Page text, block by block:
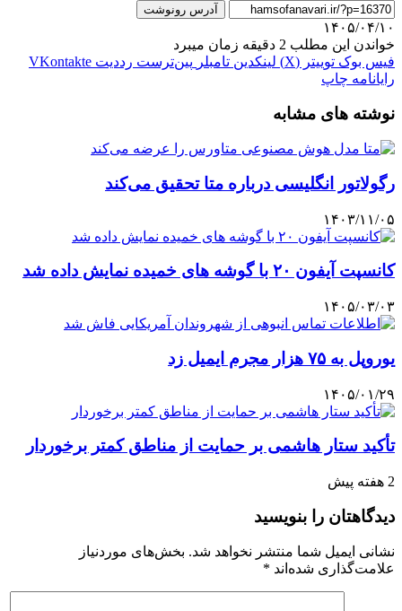
آدرس رونوشت
۱۴۰۵/۰۴/۱۰
خواندن این مطلب 2 دقیقه زمان میبرد
فیس بوک توییتر (X) لینکدین ‫تامبلر ‫پین‌ترست ‫رددیت ‫VKontakte
رایانامه چاپ
نوشته های مشابه
رگولاتور انگلیسی درباره متا تحقیق می‌کند
۱۴۰۳/۱۱/۰۵
کانسپت آیفون ۲۰ با گوشه های خمیده نمایش داده شد
۱۴۰۵/۰۳/۰۳
یوروپل به ۷۵ هزار مجرم ایمیل زد
۱۴۰۵/۰۱/۲۹
تأکید ستار هاشمی بر حمایت از مناطق کمتر برخوردار
2 هفته پیش
دیدگاهتان را بنویسید
نشانی ایمیل شما منتشر نخواهد شد. بخش‌های موردنیاز
علامت‌گذاری شده‌اند *